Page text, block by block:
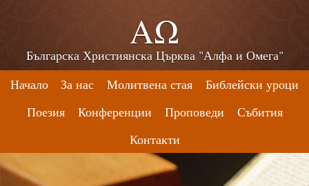
ΑΩ
Българска Християнска Църква "Алфа и Омега"
Начало
За нас Молитвена стая
Библейски уроци
Поезия
Конференции Проповеди
Събития
Контакти